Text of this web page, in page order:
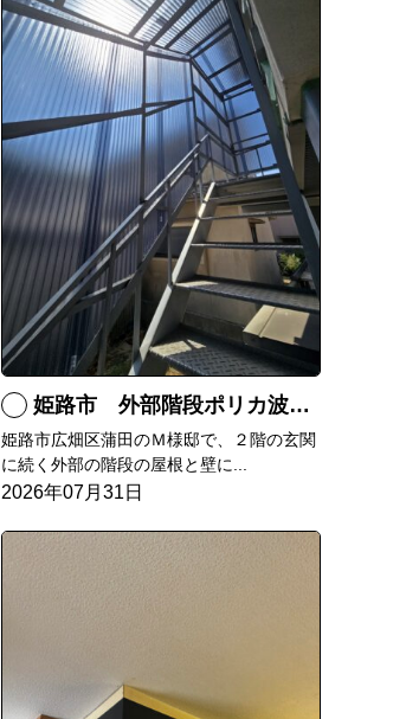
姫路市 外部階段ポリカ波板張替工事
姫路市広畑区蒲田のＭ様邸で、２階の玄関
に続く外部の階段の屋根と壁に...
2026年07月31日